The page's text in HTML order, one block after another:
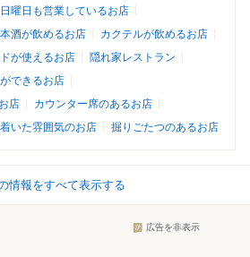
日曜日も営業しているお店
酒が飲めるお店
カクテルが飲めるお店
が使えるお店
隠れ家レストラン
できるお店
店
カウンター席のあるお店
いた雰囲気のお店 掘りごたつのあるお店
情報をすべて表示する
広告を非表示